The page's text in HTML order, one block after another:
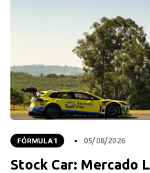
FÓRMULA 1 05/08/2026
Stock Car: Mercado